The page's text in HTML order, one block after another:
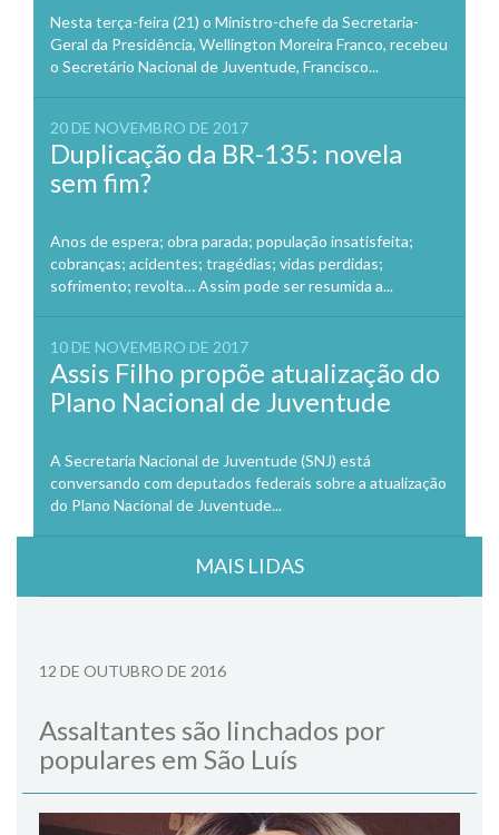
Nesta terça-feira (21) o Ministro-chefe da Secretaria-
Geral da Presidência, Wellington Moreira Franco, recebeu
o Secretário Nacional de Juventude, Francisco...
20 DE NOVEMBRO DE 2017
Duplicação da BR-135: novela
sem fim?
Anos de espera; obra parada; população insatisfeita;
cobranças; acidentes; tragédias; vidas perdidas;
sofrimento; revolta… Assim pode ser resumida a...
10 DE NOVEMBRO DE 2017
Assis Filho propõe atualização do
Plano Nacional de Juventude
A Secretaria Nacional de Juventude (SNJ) está
conversando com deputados federais sobre a atualização
do Plano Nacional de Juventude...
MAIS LIDAS
12 DE OUTUBRO DE 2016
Assaltantes são linchados por
populares em São Luís